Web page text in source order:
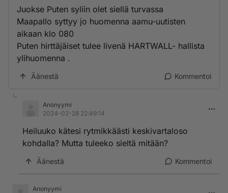
Juokse Puten syliin olet siellä turvassa
Maapallo syttyy jo huomenna aamu-uutisten
aikaan klo 080
Puten hirttäjäiset tulee livenä HARTWALL- hallista
ylihuomenna .
Äänestä Kommentoi
Anonyymi
2024-02-28 22:49:14
Heiluuko kätesi rytmikkäästi keskivartaloso
kohdalla? Mutta tuleeko sieltä mitään?
Äänestä Kommentoi
Anonyymi